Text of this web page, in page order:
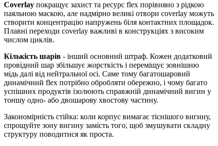
Coverlay покращує захист та ресурс flex порівняно з рідкою
паяльною маскою, але надмірно великі отвори coverlay можуть
створити концентрацію напружень біля контактних площадок.
Плавні переходи coverlay важливі в конструкціях з високим
числом циклів.
Кількість шарів - інший основний штраф. Кожен додатковий
провідний шар збільшує жорсткість і переміщує зовнішню
мідь далі від нейтральної осі. Саме тому багатошаровий
динамічний flex потрібно обробляти обережно, і чому багато
успішних продуктів ізолюють справжній динамічний вигин у
тоншу одно- або двошарову хвостову частину.
Закономірність стійка: коли корпус вимагає тіснішого вигину,
спрощуйте зону вигину замість того, щоб змушувати складну
структуру поводитися як проста.